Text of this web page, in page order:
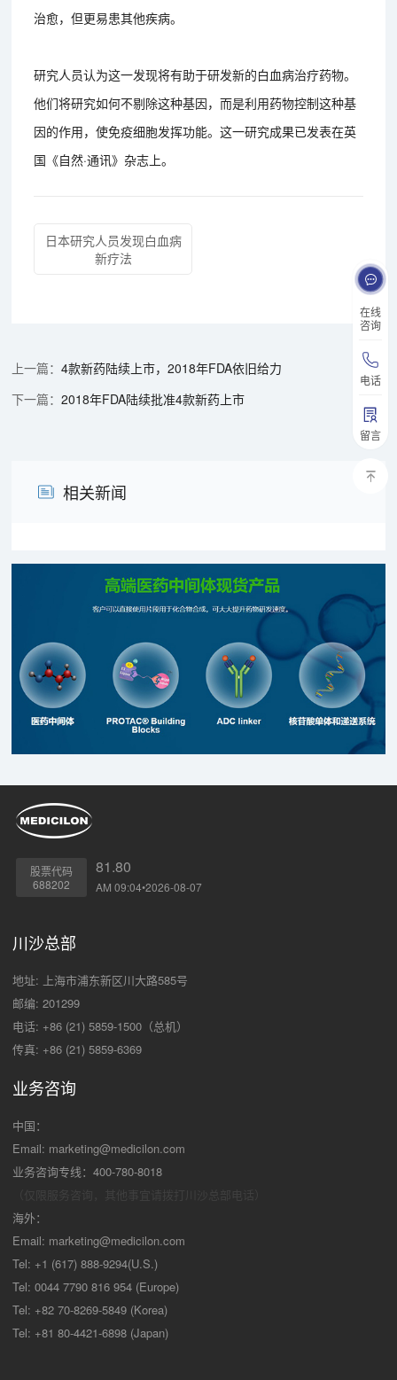
在线
咨询
电话
留言
治愈，但更易患其他疾病。
研究人员认为这一发现将有助于研发新的白血病治疗药物。
他们将研究如何不剔除这种基因，而是利用药物控制这种基
因的作用，使免疫细胞发挥功能。这一研究成果已发表在英
国《自然·通讯》杂志上。
日本研究人员发现白血病
新疗法
4款新药陆续上市，2018年FDA依旧给力
2018年FDA陆续批准4款新药上市
相关新闻
股票代码
688202
81.80
AM 09:04•2026-08-07
川沙总部
地址: 上海市浦东新区川大路585号
邮编: 201299
电话: +86 (21) 5859-1500（总机）
传真: +86 (21) 5859-6369
业务咨询
中国：
Email: marketing@medicilon.com
业务咨询专线：400-780-8018
海外：
Email: marketing@medicilon.com
Tel: +1 (617) 888-9294(U.S.)
Tel: 0044 7790 816 954 (Europe)
Tel: +82 70-8269-5849 (Korea)
Tel: +81 80-4421-6898 (Japan)